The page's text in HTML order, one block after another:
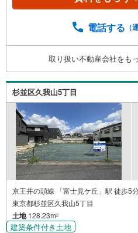
社頂ける会社です。スタ
動産をお手伝いいたしま
るようご案内しておりま
せください。
電話する （
取り扱い不動産会社をも
杉並区久我山5丁目
京王井の頭線 「富士見ケ丘」駅 徒歩5
東京都杉並区久我山5丁目
土地128.23m2
建築条件付き土地